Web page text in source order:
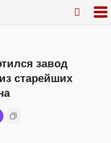
завод
старейших